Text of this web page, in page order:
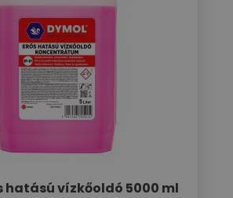
hatású vízkőoldó 5000 ml